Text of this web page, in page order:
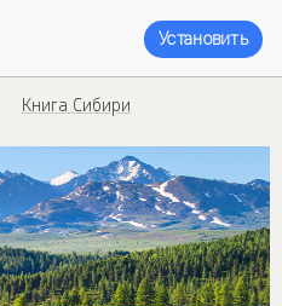
Установить
Книга Сибири